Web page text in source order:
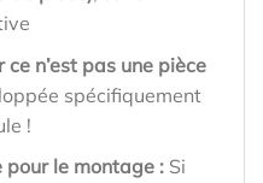
n’est pas une pièce
spécifiquement
!
le montage : Si